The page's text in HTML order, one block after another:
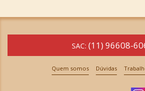
SAC: (11) 96608-
Quem somos Dúvidas